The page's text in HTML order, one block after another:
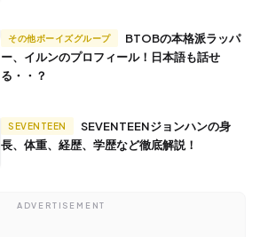
その他ボーイズグループ
ー、イルンのプロフィール！日本語も話せ
る・・？
SEVENTEEN
長、体重、経歴、学歴など徹底解説！
ADVERTISEMENT